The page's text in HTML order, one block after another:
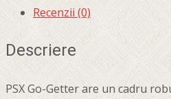
Recenzii (0)
Descriere
PSX Go-Getter are un cadru